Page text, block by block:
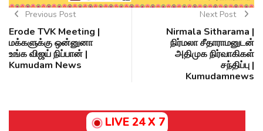
Previous Post
Erode TVK Meeting |
மக்களுக்கு ஒன்னுனா
உங்க விஜய் நிப்பான் |
Kumudam News
Next Post
Nirmala Sitharama |
நிர்மலா சீதாராமனுடன்
அதிமுக நிர்வாகிகள்
சந்திப்பு |
Kumudamnews
LIVE 24 X 7